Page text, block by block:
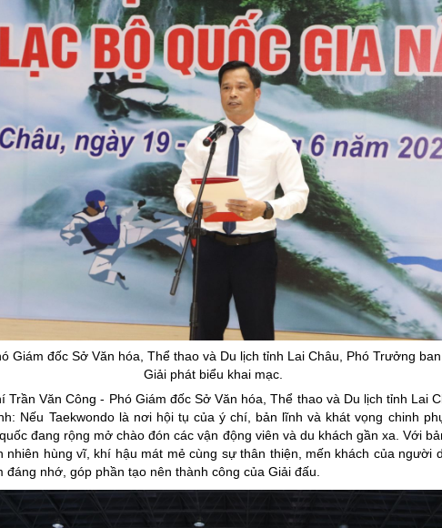
Phóng
Chuyên
Giám đốc Sở Văn hóa, Thể thao và Du lịch tỉnh Lai Châu, Phó Trưởng
Giải phát biểu khai mạc.
Trần Văn Công - Phó Giám đốc Sở Văn hóa, Thể thao và Du lịch tỉnh Lai
Nếu Taekwondo là nơi hội tụ của ý chí, bản lĩnh và khát vọng chinh
đang rộng mở chào đón các vận động viên và du khách gần xa. Với
nhiên hùng vĩ, khí hậu mát mẻ cùng sự thân thiện, mến khách của người
nhớ, góp phần tạo nên thành công của Giải đấu.